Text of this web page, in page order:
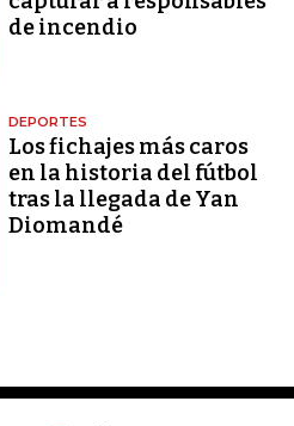
de incendio
DEPORTES
Los fichajes más caros
en la historia del fútbol
tras la llegada de Yan
Diomandé